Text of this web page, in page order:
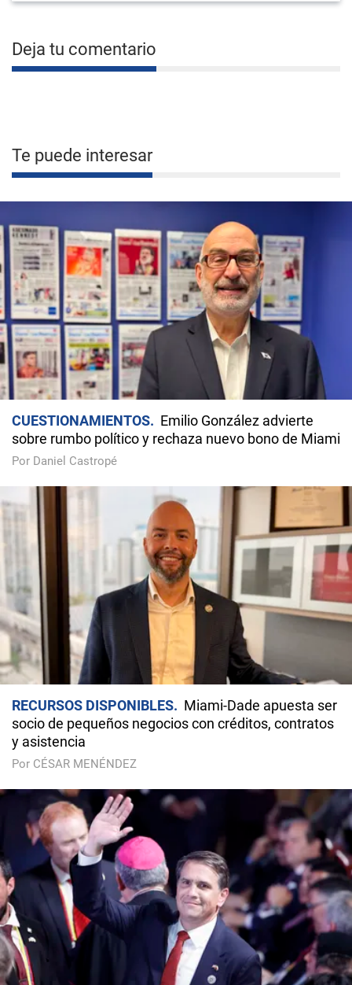
Deja tu comentario
Te puede interesar
CUESTIONAMIENTOS
Emilio González advierte
sobre rumbo político y rechaza nuevo bono de Miami
Por Daniel Castropé
RECURSOS DISPONIBLES
Miami-Dade apuesta ser
socio de pequeños negocios con créditos, contratos
y asistencia
Por CÉSAR MENÉNDEZ